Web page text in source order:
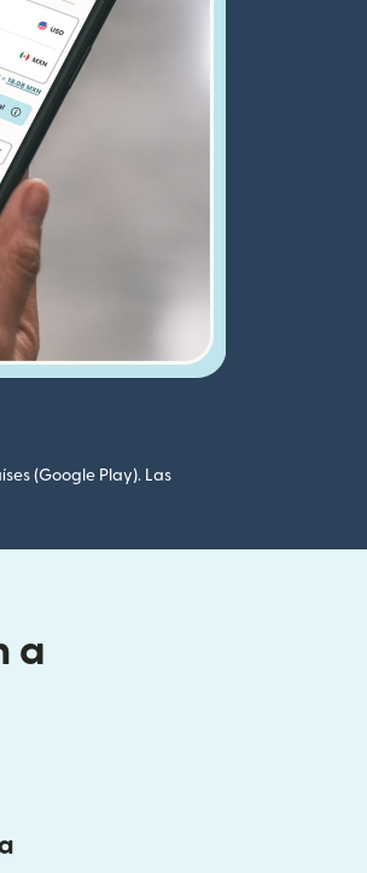
(Google Play). Las
a